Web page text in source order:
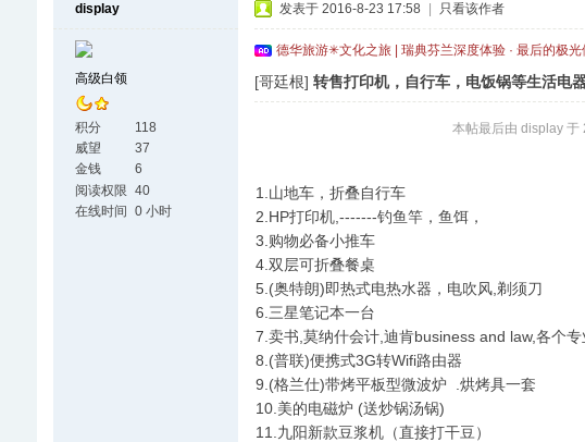
display
高级白领
积分
118
威望
37
金钱
6
阅读权限 40
在线时间 0 小时
发表于 2016-8-23 17:58 只看该作者
德华旅游✳文化之旅 | 瑞典芬兰深度体验 · 最后的极
[哥廷根] 转售打印机，自行车，电饭锅等生活电
本帖最后由 display
1.山地车，折叠自行车
2.HP打印机,-------钓鱼竿，鱼饵，
3.购物必备小推车
4.双层可折叠餐桌
5.(奥特朗)即热式电热水器，电吹风,剃须刀
6.三星笔记本一台
7.卖书,莫纳什会计,迪肯business and law,各个
8.(普联)便携式3G转Wifi路由器
9.(格兰仕)带烤平板型微波炉 .烘烤具一套
10.美的电磁炉 (送炒锅汤锅)
11.九阳新款豆浆机（直接打干豆）